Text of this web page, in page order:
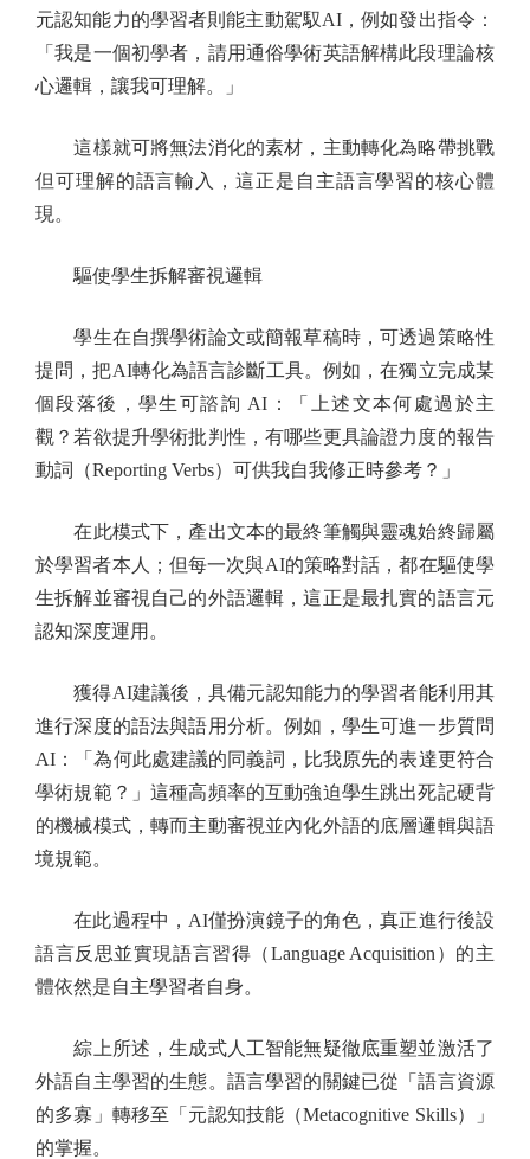
元認知能力的學習者則能主動駕馭AI，例如發出指令：
「我是一個初學者，請用通俗學術英語解構此段理論核
心邏輯，讓我可理解。」
這樣就可將無法消化的素材，主動轉化為略帶挑戰
但可理解的語言輸入，這正是自主語言學習的核心體
現。
驅使學生拆解審視邏輯
學生在自撰學術論文或簡報草稿時，可透過策略性
提問，把AI轉化為語言診斷工具。例如，在獨立完成某
個段落後，學生可諮詢 AI：「上述文本何處過於主
觀？若欲提升學術批判性，有哪些更具論證力度的報告
動詞（Reporting Verbs）可供我自我修正時參考？」
在此模式下，產出文本的最終筆觸與靈魂始終歸屬
於學習者本人；但每一次與AI的策略對話，都在驅使學
生拆解並審視自己的外語邏輯，這正是最扎實的語言元
認知深度運用。
獲得AI建議後，具備元認知能力的學習者能利用其
進行深度的語法與語用分析。例如，學生可進一步質問
AI：「為何此處建議的同義詞，比我原先的表達更符合
學術規範？」這種高頻率的互動強迫學生跳出死記硬背
的機械模式，轉而主動審視並內化外語的底層邏輯與語
境規範。
在此過程中，AI僅扮演鏡子的角色，真正進行後設
語言反思並實現語言習得（Language Acquisition）的主
體依然是自主學習者自身。
綜上所述，生成式人工智能無疑徹底重塑並激活了
外語自主學習的生態。語言學習的關鍵已從「語言資源
的多寡」轉移至「元認知技能（Metacognitive Skills）」
的掌握。